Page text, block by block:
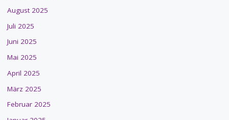
August 2025
Juli 2025
Juni 2025
Mai 2025
April 2025
März 2025
Februar 2025